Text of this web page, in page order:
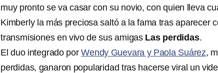
muy pronto se va casar con su novio, con quien lleva
Kimberly la más preciosa saltó a la fama tras aparecer
transmisiones en vivo de sus amigas Las perdidas.
El duo integrado porWendy Guevara y Paola Suárez,
perdidas, ganaron popularidad tras hacerse viral un